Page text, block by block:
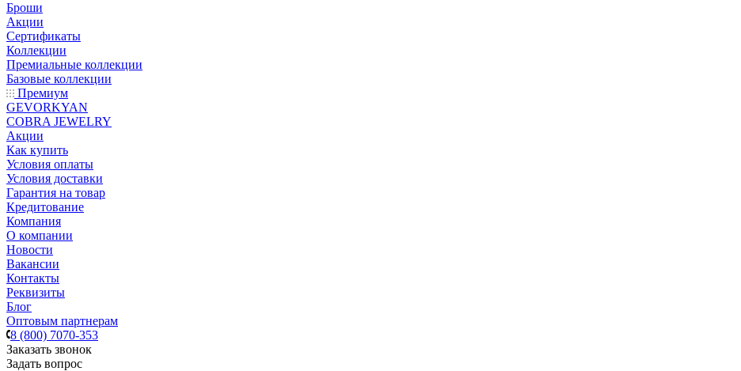
Броши
Акции
Сертификаты
Коллекции
Премиальные коллекции
Базовые коллекции
Премиум
GEVORKYAN
COBRA JEWELRY
Акции
Как купить
Условия оплаты
Условия доставки
Гарантия на товар
Кредитование
Компания
О компании
Новости
Вакансии
Контакты
Реквизиты
Блог
Оптовым партнерам
8 (800) 7070-353
Заказать звонок
Задать вопрос